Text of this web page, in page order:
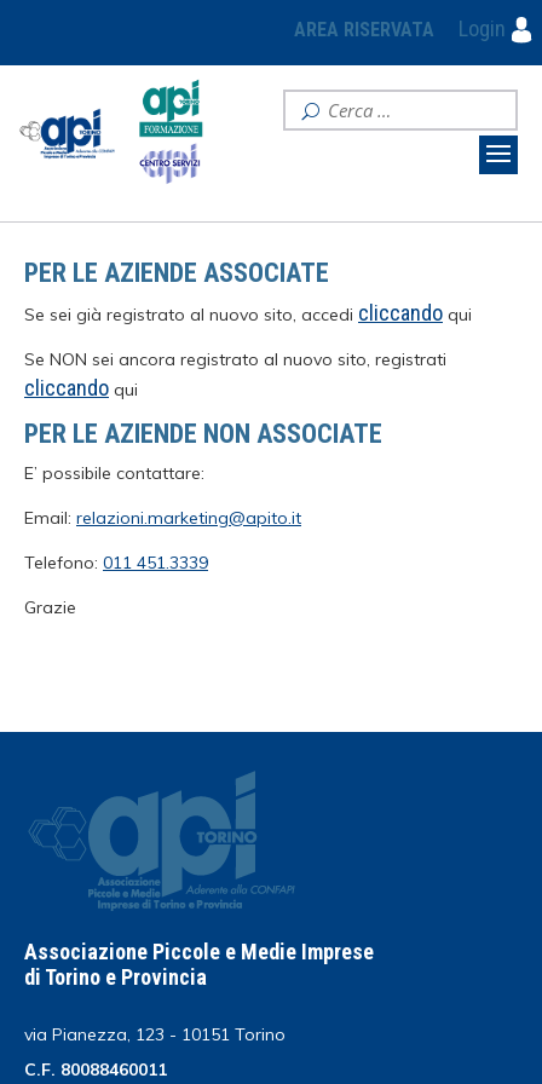
AREA RISERVATA Login
PER LE AZIENDE ASSOCIATE
Se sei già registrato al nuovo sito, accedi cliccando qui
Se NON sei ancora registrato al nuovo sito, registrati
cliccando qui
PER LE AZIENDE NON ASSOCIATE
E’ possibile contattare:
Email: relazioni.marketing@apito.it
Telefono: 011 451.3339
Grazie
Associazione Piccole e Medie Imprese
di Torino e Provincia
via Pianezza, 123 - 10151 Torino
C.F. 80088460011